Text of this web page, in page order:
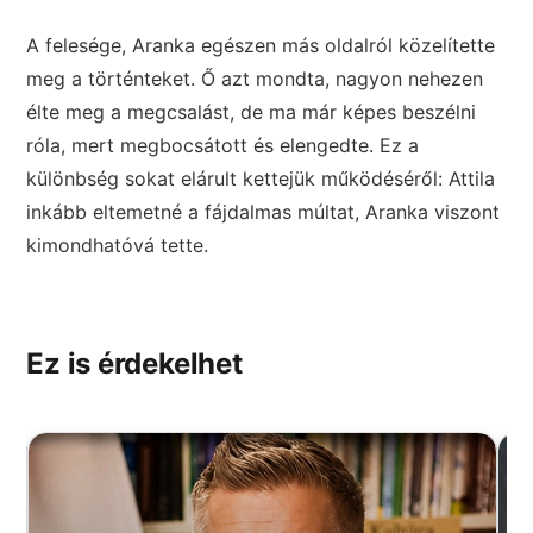
A felesége, Aranka egészen más oldalról közelítette
meg a történteket. Ő azt mondta, nagyon nehezen
élte meg a megcsalást, de ma már képes beszélni
róla, mert megbocsátott és elengedte. Ez a
különbség sokat elárult kettejük működéséről: Attila
inkább eltemetné a fájdalmas múltat, Aranka viszont
kimondhatóvá tette.
Ez is érdekelhet